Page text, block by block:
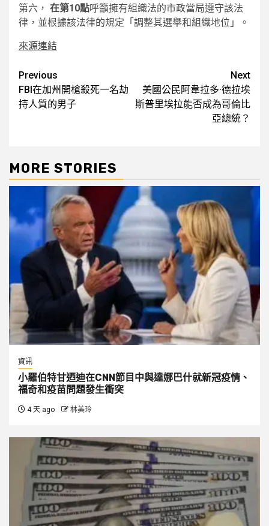
第六， 在第10點呼籲擁有組織法的市政當局遵守該法
律，並根據該法律的規定「調整其選舉和組織地位」。
來源連結
Post
navigation
Previous
FBI在加州開槍殺死一名劫
持人質的男子
Next
美國公民阿韋拉多·德拉埃
斯普里埃拉能否成為哥倫比
亞總統？
MORE STORIES
資訊
小羅伯特甘迺迪在CNN節目中與達娜巴什就新冠疫情、
福奇和疫苗問題發生衝突
4 天 ago 林美玲